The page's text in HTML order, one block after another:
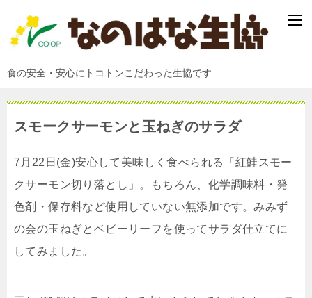
食の安全・安心にトコトンこだわった生協です
スモークサーモンと玉ねぎのサラダ
7月22日(金)安心して美味しく食べられる「紅鮭スモー
クサーモン切り落とし」。もちろん、化学調味料・発
色剤・保存料など使用していない無添加です。みみず
の会の玉ねぎとベビーリーフを使ってサラダ仕立てに
してみました。